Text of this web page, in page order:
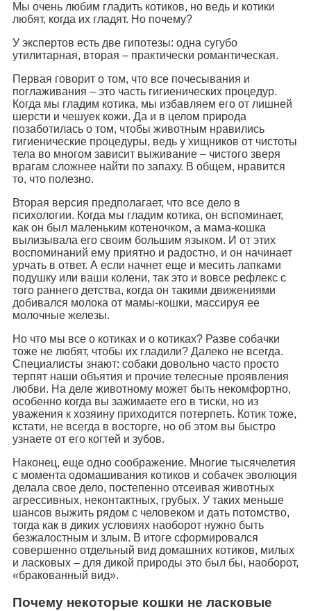
Мы очень любим гладить котиков, но ведь и котики
любят, когда их гладят. Но почему?
У экспертов есть две гипотезы: одна сугубо
утилитарная, вторая – практически романтическая.
Первая говорит о том, что все почесывания и
поглаживания – это часть гигиенических процедур.
Когда мы гладим котика, мы избавляем его от лишней
шерсти и чешуек кожи. Да и в целом природа
позаботилась о том, чтобы животным нравились
гигиенические процедуры, ведь у хищников от чистоты
тела во многом зависит выживание – чистого зверя
врагам сложнее найти по запаху. В общем, нравится
то, что полезно.
Вторая версия предполагает, что все дело в
психологии. Когда мы гладим котика, он вспоминает,
как он был маленьким котеночком, а мама-кошка
вылизывала его своим большим языком. И от этих
воспоминаний ему приятно и радостно, и он начинает
урчать в ответ. А если начнет еще и месить лапками
подушку или ваши колени, так это и вовсе рефлекс с
того раннего детства, когда он такими движениями
добивался молока от мамы-кошки, массируя ее
молочные железы.
Но что мы все о котиках и о котиках? Разве собачки
тоже не любят, чтобы их гладили? Далеко не всегда.
Специалисты знают: собаки довольно часто просто
терпят наши объятия и прочие телесные проявления
любви. На деле животному может быть некомфортно,
особенно когда вы зажимаете его в тиски, но из
уважения к хозяину приходится потерпеть. Котик тоже,
кстати, не всегда в восторге, но об этом вы быстро
узнаете от его когтей и зубов.
Наконец, еще одно соображение. Многие тысячелетия
с момента одомашивания котиков и собачек эволюция
делала свое дело, постепенно отсеивая животных
агрессивных, неконтактных, грубых. У таких меньше
шансов выжить рядом с человеком и дать потомство,
тогда как в диких условиях наоборот нужно быть
безжалостным и злым. В итоге сформировался
совершенно отдельный вид домашних котиков, милых
и ласковых – для дикой природы это был бы, наоборот,
«бракованный вид».
Почему некоторые кошки не ласковые